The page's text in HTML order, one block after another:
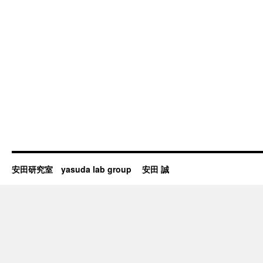
安田研究室 yasuda lab group 安田 誠